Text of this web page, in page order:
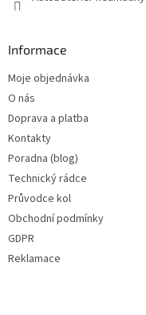
Informace
Moje objednávka
O nás
Doprava a platba
Kontakty
Poradna (blog)
Technický rádce
Průvodce kol
Obchodní podmínky
GDPR
Reklamace